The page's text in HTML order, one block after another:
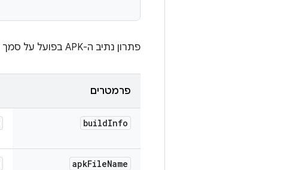
פתרון נתיב ה-APK בפועל על סמך מידע על ארטיפקט הבדיקה בתוך פרטי הבנייה.
פרמטרים
buildInfo
apkFileName